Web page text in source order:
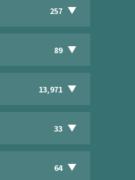
257
89
13,971
33
64